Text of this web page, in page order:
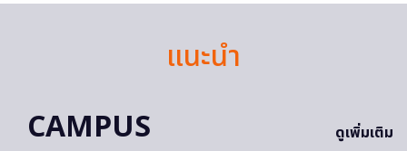
แนะนำ
CAMPUS
ดูเพิ่มเติม